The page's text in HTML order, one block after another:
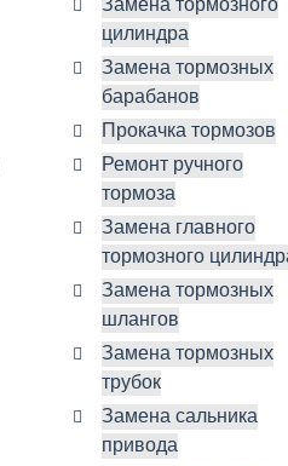
Замена тормозного
цилиндра
Замена тормозных
барабанов
Прокачка тормозов
Ремонт ручного
тормоза
Замена главного
тормозного
Замена тормозных
шлангов
Замена тормозных
трубок
Замена сальника
привода